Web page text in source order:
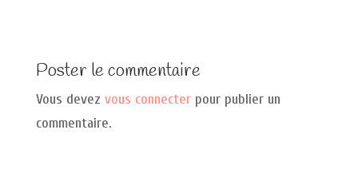
Poster le commentaire
Vous devez vous connecterpour publier un
commentaire.